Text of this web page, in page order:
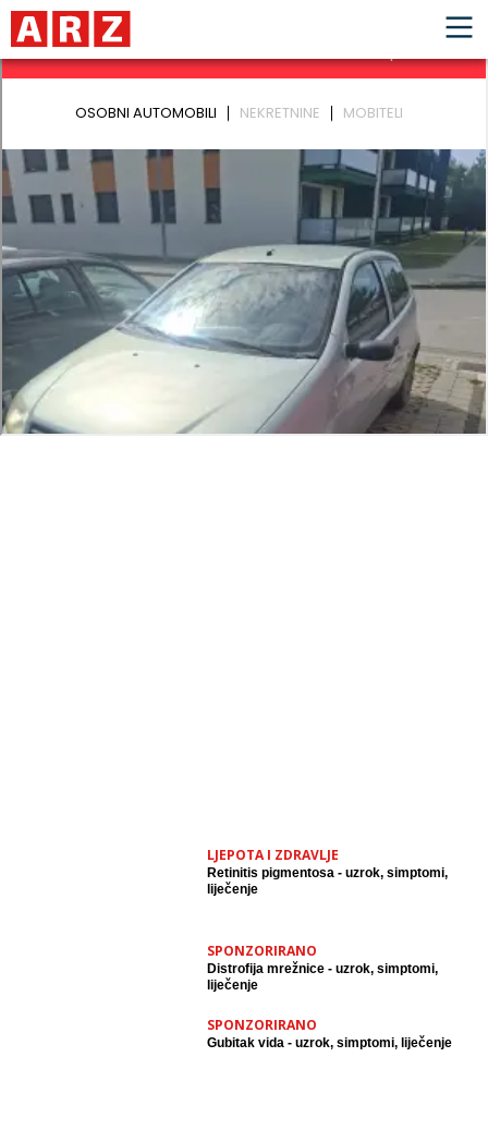
LJEPOTA I ZDRAVLJE
Retinitis pigmentosa - uzrok, simptomi,
liječenje
SPONZORIRANO
Distrofija mrežnice - uzrok, simptomi,
liječenje
SPONZORIRANO
Gubitak vida - uzrok, simptomi, liječenje